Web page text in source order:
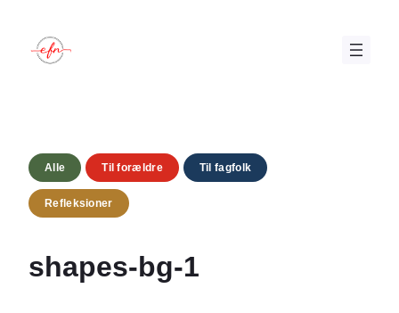
indhold
Alle Til forældre Til fagfolk
Refleksioner
shapes-bg-1